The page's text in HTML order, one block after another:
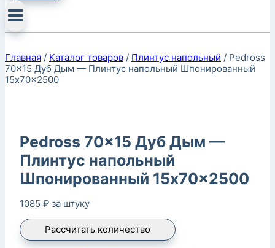
Главная / Каталог товаров / Плинтус напольный / Pedross
70×15 Дуб Дым — Плинтус напольный Шпонированный
15x70x2500
Pedross 70×15 Дуб Дым —
Плинтус напольный
Шпонированный 15x70x2500
1085 ₽ за штуку
Рассчитать количество